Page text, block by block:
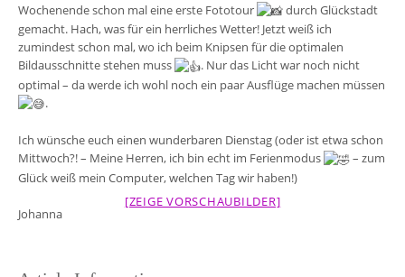
Wochenende schon mal eine erste Fototour
durch Glückstadt
gemacht. Hach, was für ein herrliches Wetter! Jetzt weiß ich
zumindest schon mal, wo ich beim Knipsen für die optimalen
Bildausschnitte stehen muss
. Nur das Licht war noch nicht
optimal – da werde ich wohl noch ein paar Ausflüge machen müssen
.
Ich wünsche euch einen wunderbaren Dienstag (oder ist etwa schon
Mittwoch?! – Meine Herren, ich bin echt im Ferienmodus
– zum
Glück weiß mein Computer, welchen Tag wir haben!)
Johanna
[ZEIGE VORSCHAUBILDER]